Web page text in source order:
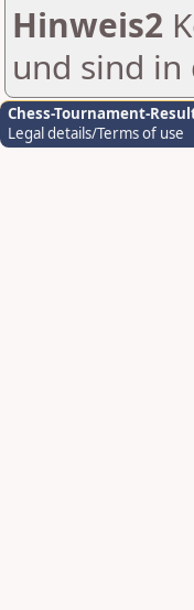
Hinweis2
und sind
Chess-Tournament-
Legal details/Terms of use